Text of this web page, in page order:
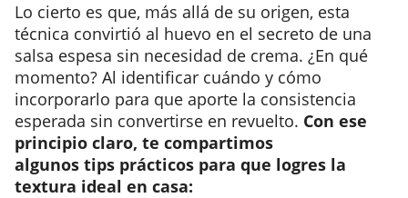
Lo cierto es que, más allá de su origen, esta
técnica convirtió al huevo en el secreto de una
salsa espesa sin necesidad de crema. ¿En qué
momento? Al identificar cuándo y cómo
incorporarlo para que aporte la consistencia
esperada sin convertirse en revuelto. Con ese
principio claro, te compartimos
algunos tips prácticos para que logres la
textura ideal en casa: